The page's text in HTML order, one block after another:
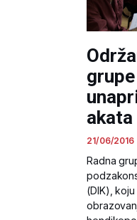
akata
21/06/2016
Radna
(DIK),